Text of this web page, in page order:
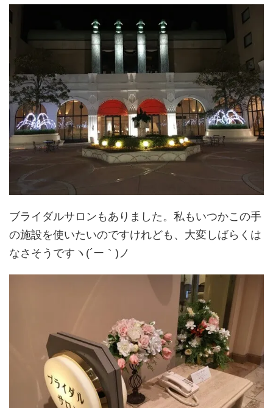
ブライダルサロンもありました。私もいつかこの手
の施設を使いたいのですけれども、大変しばらくは
なさそうですヽ(´ー｀)ノ